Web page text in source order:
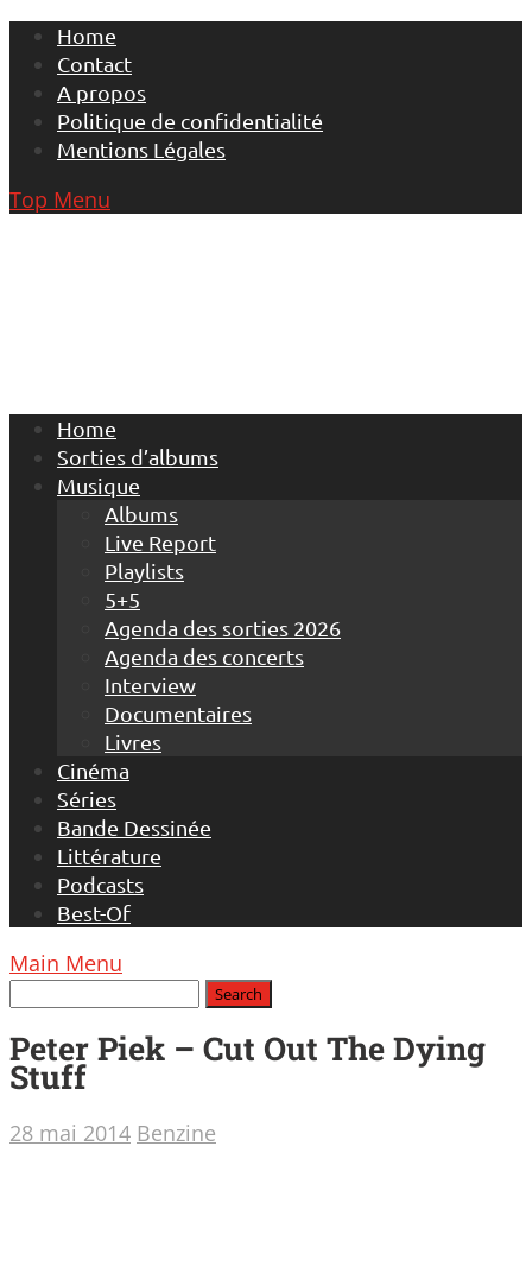
Skip
content
Home
Contact
A propos
Politique de confidentialité
Mentions Légales
Top Menu
Home
Sorties d’albums
Musique
Albums
Live Report
Playlists
5+5
Agenda des sorties 2026
Agenda des concerts
Interview
Documentaires
Livres
Cinéma
Séries
Bande Dessinée
Littérature
Podcasts
Best-Of
Main Menu
Peter Piek – Cut Out The Dying
Stuff
28 mai 2014 Benzine